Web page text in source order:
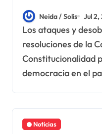
riego el
Neida / Solis Jul
Los ataques y desobediencia a las
resoluciones de la
Constitucionalidad
democracia en el
Noticias